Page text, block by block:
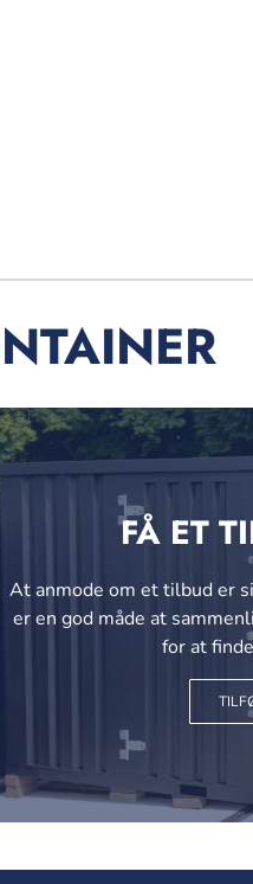
FÅ ET
At anmode om et tilbud er
er en god måde at
for at